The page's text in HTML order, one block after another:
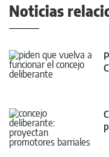
Noticias